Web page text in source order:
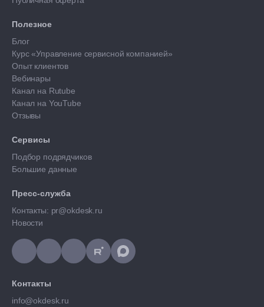
Полезное
Блог
Курс «Управление сервисной компанией»
Опыт клиентов
Вебинары
Канал на Rutube
Канал на YouTube
Отзывы
Сервисы
Подбор подрядчиков
Большие данные
Пресс-служба
Контакты: pr@okdesk.ru
Новости
Контакты
info@okdesk.ru